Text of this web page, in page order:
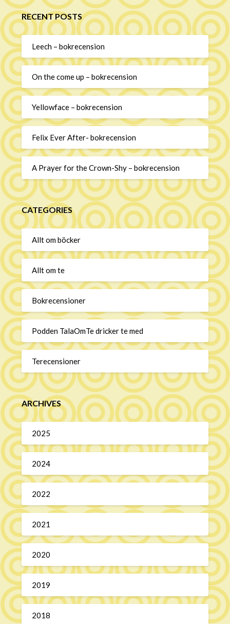
RECENT POSTS
Leech – bokrecension
On the come up – bokrecension
Yellowface – bokrecension
Felix Ever After- bokrecension
A Prayer for the Crown-Shy – bokrecension
CATEGORIES
Allt om böcker
Allt om te
Bokrecensioner
Podden TalaOmTe dricker te med
Terecensioner
ARCHIVES
2025
2024
2022
2021
2020
2019
2018